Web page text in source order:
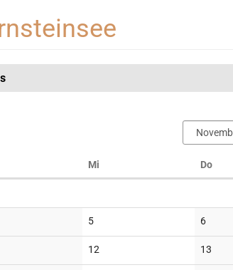
Mi Do
5Keine
Veranstaltungen
6Keine
12
Veranstaltungen
13